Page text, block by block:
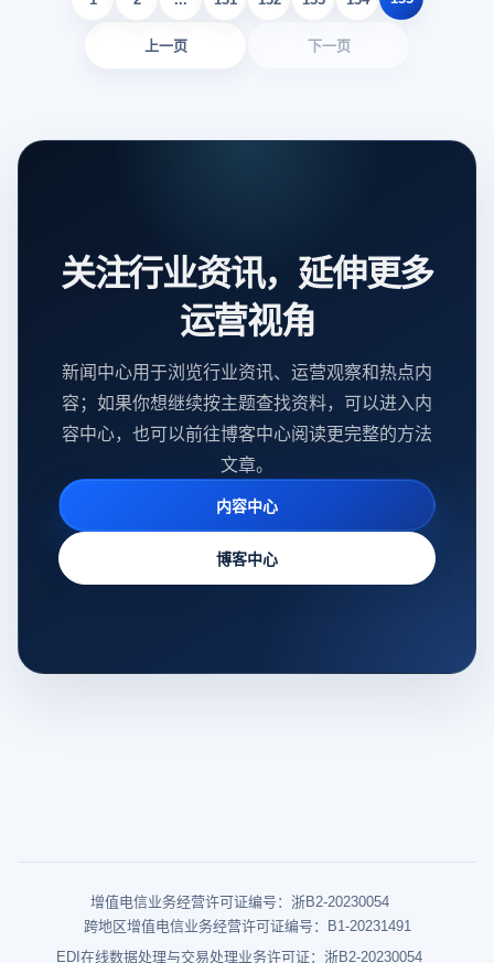
上一页 下一页
关注行业资讯，延伸更多
运营视角
新闻中心用于浏览行业资讯、运营观察和热点内
容；如果你想继续按主题查找资料，可以进入内
容中心，也可以前往博客中心阅读更完整的方法
文章。
内容中心
博客中心
增值电信业务经营许可证编号：浙B2-20230054
跨地区增值电信业务经营许可证编号：B1-20231491
EDI在线数据处理与交易处理业务许可证：浙B2-20230054